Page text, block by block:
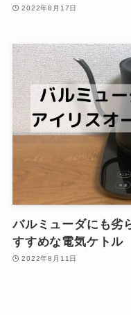
2022年8月17日
バルミューダにも劣
すすめな電気ケトル
2022年8月11日